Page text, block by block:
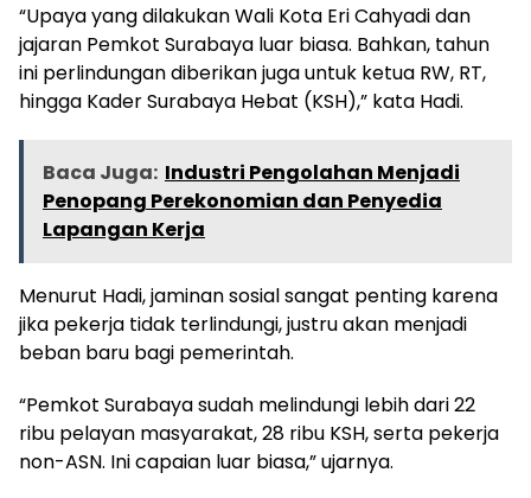
“Upaya yang dilakukan Wali Kota Eri Cahyadi dan
jajaran Pemkot Surabaya luar biasa. Bahkan, tahun
ini perlindungan diberikan juga untuk ketua RW, RT,
hingga Kader Surabaya Hebat (KSH),” kata Hadi.
Baca Juga: Industri Pengolahan Menjadi
Penopang Perekonomian dan Penyedia
Lapangan Kerja
Menurut Hadi, jaminan sosial sangat penting karena
jika pekerja tidak terlindungi, justru akan menjadi
beban baru bagi pemerintah.
“Pemkot Surabaya sudah melindungi lebih dari 22
ribu pelayan masyarakat, 28 ribu KSH, serta pekerja
non-ASN. Ini capaian luar biasa,” ujarnya.